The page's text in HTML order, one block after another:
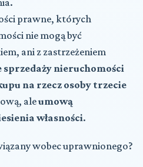
prawne, których
nie mogą być
ani z zastrzeżeniem
sprzedaży nieruchomości
na rzecz osoby trzecie
aleumową
własności.
wobec uprawnionego?